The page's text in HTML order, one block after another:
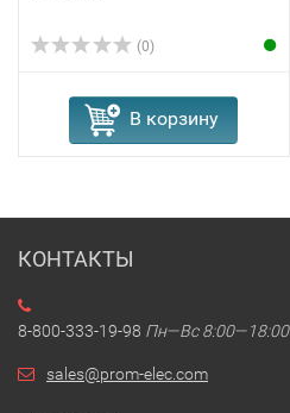
(0)
В корзину
КОНТАКТЫ
8-800-333-19-98 Пн—Вс 8:00—18:00
sales@prom-elec.com